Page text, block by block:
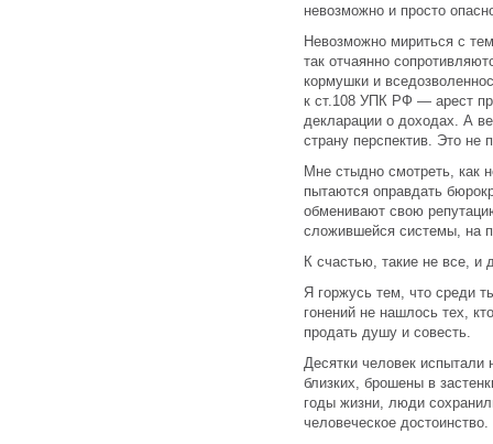
невозможно и просто
Невозможно мириться с
так отчаянно
кормушки и
к ст.108 УПК РФ — арест
декларации о доходах. А
страну перспектив. Это не
Мне стыдно смотреть, как
пытаются оправдать
обменивают свою
сложившейся системы, на
К счастью, такие не все, и
Я горжусь тем, что среди
гонений не нашлось тех,
продать душу и совесть.
Десятки человек испытали
близких, брошены в
годы жизни, люди
человеческое достоинство.